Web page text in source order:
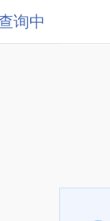
询中